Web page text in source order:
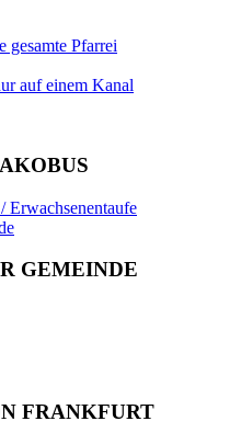
gesamte Pfarrei
auf einem Kanal
GEMEINDE
FRANKFURT